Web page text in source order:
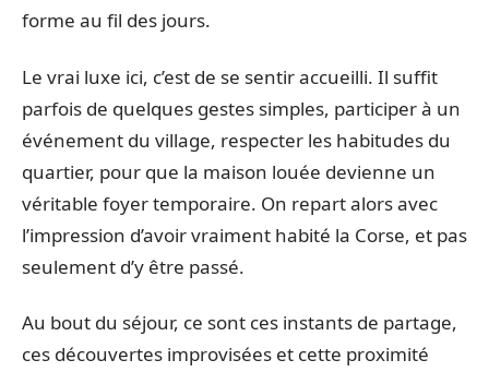
forme au fil des jours.
Le vrai luxe ici, c’est de se sentir accueilli. Il suffit
parfois de quelques gestes simples, participer à un
événement du village, respecter les habitudes du
quartier, pour que la maison louée devienne un
véritable foyer temporaire. On repart alors avec
l’impression d’avoir vraiment habité la Corse, et pas
seulement d’y être passé.
Au bout du séjour, ce sont ces instants de partage,
ces découvertes improvisées et cette proximité